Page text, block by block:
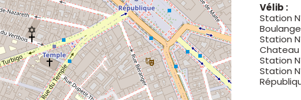
Vélib :
Station
Station
Chateau
Station
Station